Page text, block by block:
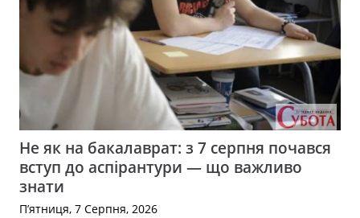
Не як на бакалаврат: з 7 серпня почався
вступ до аспірантури — що важливо
знати
П’ятниця, 7 Серпня, 2026